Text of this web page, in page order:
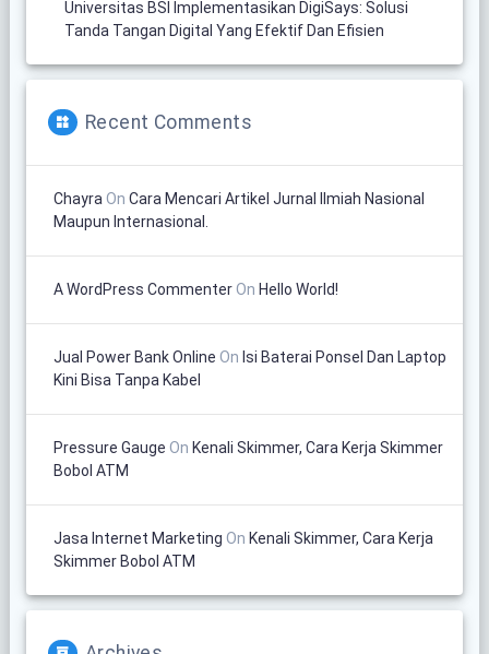
Universitas BSI Implementasikan DigiSays: Solusi
Tanda Tangan Digital Yang Efektif Dan Efisien
Recent Comments
Chayra On Cara Mencari Artikel Jurnal Ilmiah Nasional
Maupun Internasional.
A WordPress CommenterOn Hello World!
Jual Power Bank Online On Isi Baterai Ponsel Dan Laptop
Kini Bisa Tanpa Kabel
Pressure Gauge On Kenali Skimmer, Cara Kerja Skimmer
Bobol ATM
Jasa Internet Marketing On Kenali Skimmer, Cara Kerja
Skimmer Bobol ATM